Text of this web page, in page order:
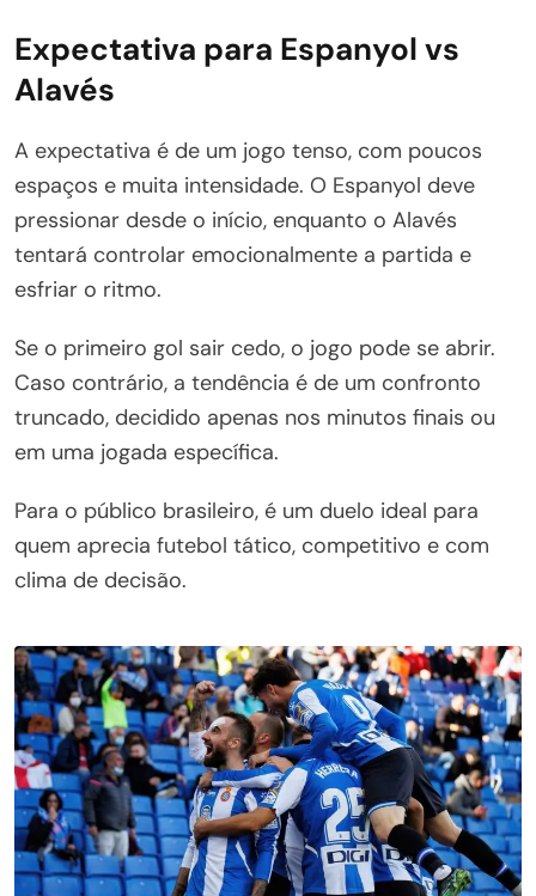
Expectativa para Espanyol vs
Alavés
A expectativa é de um jogo tenso, com poucos
espaços e muita intensidade. O Espanyol deve
pressionar desde o início, enquanto o Alavés
tentará controlar emocionalmente a partida e
esfriar o ritmo.
Se o primeiro gol sair cedo, o jogo pode se abrir.
Caso contrário, a tendência é de um confronto
truncado, decidido apenas nos minutos finais ou
em uma jogada específica.
Para o público brasileiro, é um duelo ideal para
quem aprecia futebol tático, competitivo e com
clima de decisão.